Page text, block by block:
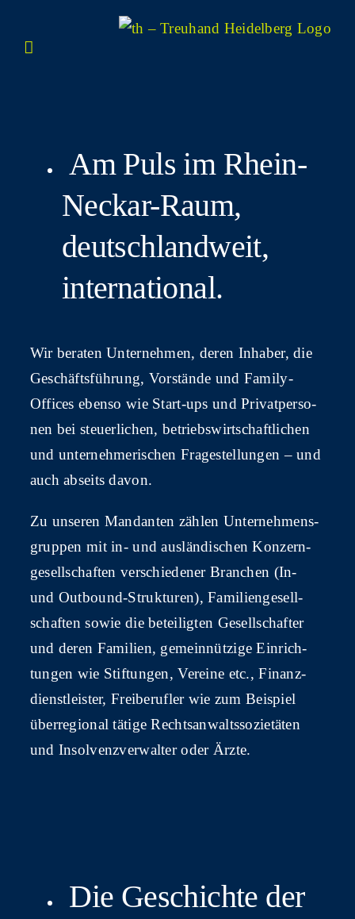
Am Puls im Rhein-
Neckar-Raum,
deutsch­land­weit,
international.
Wir bera­ten Unter­neh­men, deren Inha­ber, die
Geschäfts­füh­rung, Vor­stän­de und Fami­ly-
Offices eben­so wie Start-ups und Pri­vat­per­so­
nen bei steu­er­li­chen, betriebs­wirt­schaft­li­chen
und unter­neh­me­ri­schen Fra­ge­stel­lun­gen – und
auch abseits davon.
Zu unse­ren Man­dan­ten zäh­len Unter­neh­mens­
grup­pen mit in- und aus­län­di­schen Kon­zern­
ge­sell­schaf­ten ver­schie­de­ner Bran­chen (In-
und Out­bound-Struk­tu­ren), Fami­li­en­ge­sell­
schaf­ten sowie die betei­lig­ten Gesell­schaf­ter
und deren Fami­li­en, gemein­nüt­zi­ge Ein­rich­
tun­gen wie Stif­tun­gen, Ver­ei­ne etc., Finanz­
dienst­leis­ter, Frei­be­ruf­ler wie zum Bei­spiel
über­re­gio­nal täti­ge Rechts­an­walts­so­zie­tä­ten
und Insol­venz­ver­wal­ter oder Ärzte.
Die Geschich­te der